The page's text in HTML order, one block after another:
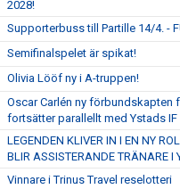
2028!
Supporterbuss till Partille 14/4. -
Semifinalspelet är spikat!
Olivia Lööf ny i A-truppen!
Oscar Carlén ny förbundskapten
fortsätter parallellt med Ystads IF
LEGENDEN KLIVER IN I EN NY
BLIR ASSISTERANDE TRÄNARE
Vinnare i Trinus Travel reselotteri